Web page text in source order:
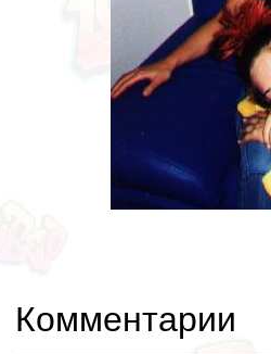
Комментарии